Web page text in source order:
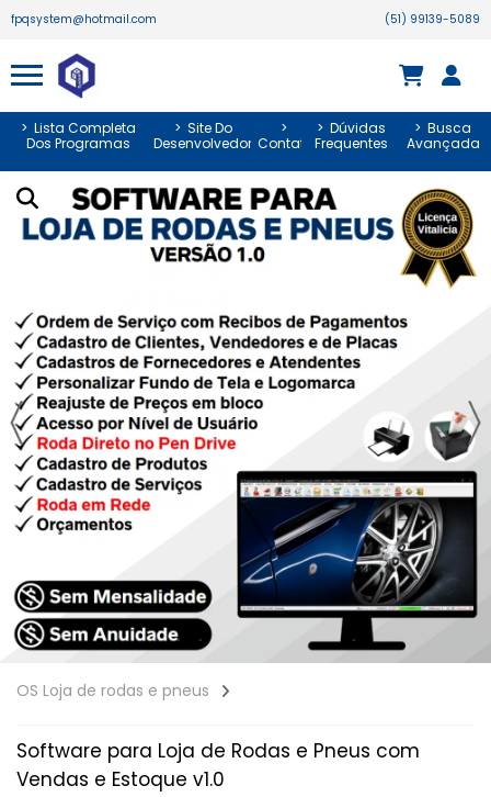
fpqsystem@hotmail.com (51) 99139-5089
> Lista Completa
Dos Programas
> Site Do
Desenvolvedor
>
Contato
> Dúvidas
Frequentes
> Busca
Avançada
OS Loja de rodas e pneus
Software para Loja de Rodas e Pneus com
Vendas e Estoque v1.0